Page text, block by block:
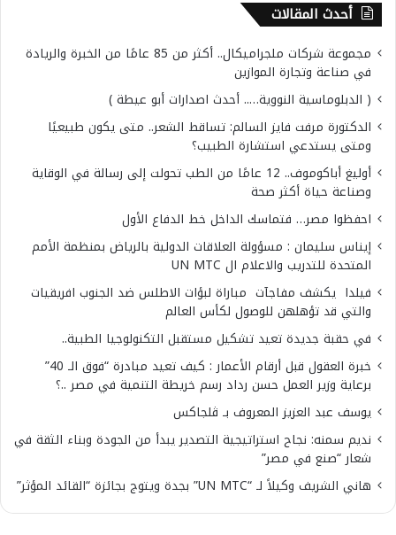
أحدث المقالات
مجموعة شركات ملجراميكال.. أكثر من 85 عامًا من الخبرة والريادة
في صناعة وتجارة الموازين
( الدبلوماسية النووية….. أحدث اصدارات أبو عيطة )
الدكتورة مرفت فايز السالم: تساقط الشعر.. متى يكون طبيعيًا
ومتى يستدعي استشارة الطبيب؟
أوليغ أباكوموف.. 12 عامًا من الطب تحولت إلى رسالة في الوقاية
وصناعة حياة أكثر صحة
احفظوا مصر… فتماسك الداخل خط الدفاع الأول
إيناس سليمان : مسؤولة العلاقات الدولية بالرياض بمنظمة الأمم
المتحدة للتدريب والاعلام ال UN MTC
فيلدا يكشف مفاجآت مباراة لبؤات الاطلس ضد الجنوب افريقيات
والتي قد تؤهلهن للوصول لكأس العالم
في حقبة جديدة تعيد تشكيل مستقبل التكنولوجيا الطبية..
خبرة العقول قبل أرقام الأعمار : كيف تعيد مبادرة “فوق الـ 40”
برعاية وزير العمل حسن رداد رسم خريطة التنمية في مصر ..؟
يوسف عبد العزيز المعروف بـ ڤلجاكس
نديم سمنه: نجاح استراتيجية التصدير يبدأ من الجودة وبناء الثقة في
شعار “صنع في مصر”
هاني الشريف وكيلاً لـ “UN MTC” بجدة ويتوج بجائزة “القائد المؤثر”